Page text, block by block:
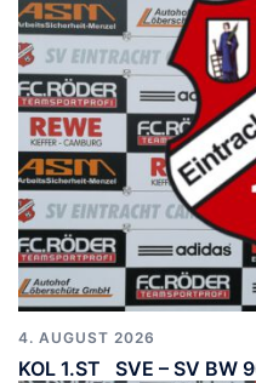
4. AUGUST 2026
KOL 1.ST SVE – SV BW